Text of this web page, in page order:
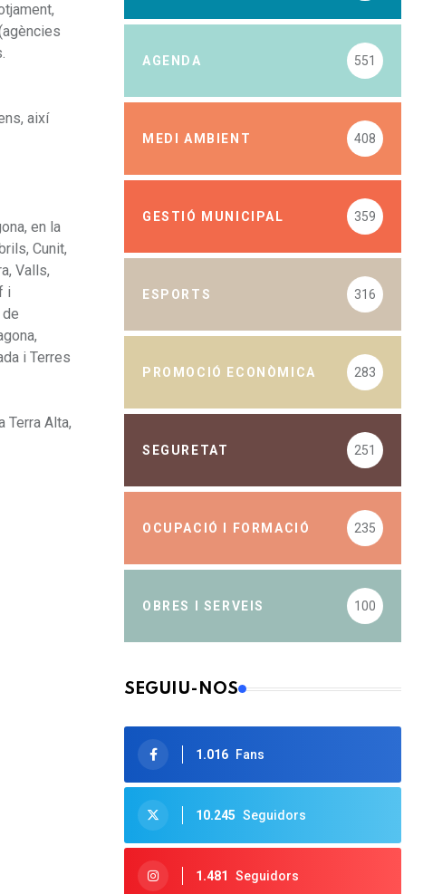
així
en la
Cunit,
Valls,
i
i Terres
Terra Alta,
AGENDA 551
MEDI AMBIENT 408
GESTIÓ MUNICIPAL 359
ESPORTS 316
PROMOCIÓ ECONÒMICA 283
SEGURETAT 251
OCUPACIÓ I FORMACIÓ 235
OBRES I SERVEIS 100
SEGUIU-NOS
1.016 Fans
10.245 Seguidors
1.481 Seguidors